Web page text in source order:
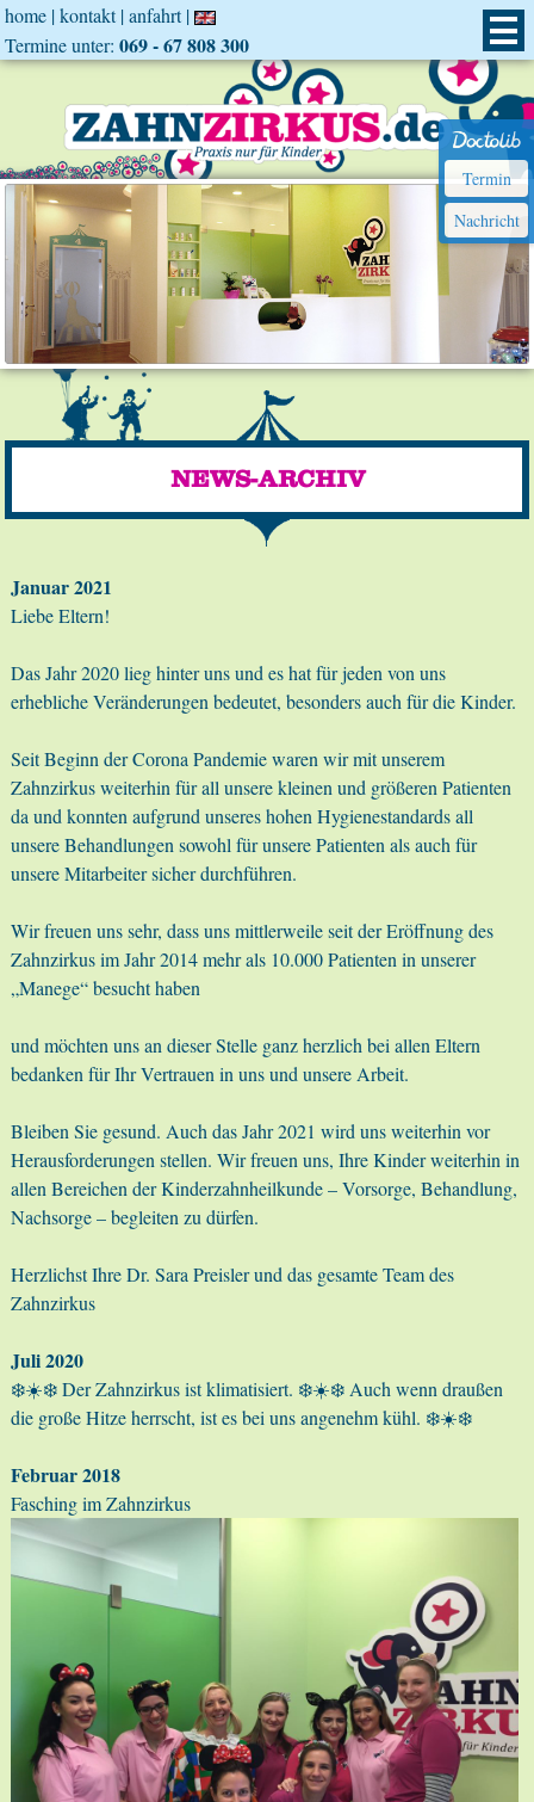
home |kontakt|anfahrt|
Termine unter: 069 - 67 808 300
NEWS-ARCHIV
Januar 2021
Liebe Eltern!
Das Jahr 2020 lieg hinter uns und es hat für jeden von uns
erhebliche Veränderungen bedeutet, besonders auch für die Kinder.
Seit Beginn der Corona Pandemie waren wir mit unserem
Zahnzirkus weiterhin für all unsere kleinen und größeren Patienten
da und konnten aufgrund unseres hohen Hygienestandards all
unsere Behandlungen sowohl für unsere Patienten als auch für
unsere Mitarbeiter sicher durchführen.
Wir freuen uns sehr, dass uns mittlerweile seit der Eröffnung des
Zahnzirkus im Jahr 2014 mehr als 10.000 Patienten in unserer
„Manege“ besucht haben
und möchten uns an dieser Stelle ganz herzlich bei allen Eltern
bedanken für Ihr Vertrauen in uns und unsere Arbeit.
Bleiben Sie gesund. Auch das Jahr 2021 wird uns weiterhin vor
Herausforderungen stellen. Wir freuen uns, Ihre Kinder weiterhin in
allen Bereichen der Kinderzahnheilkunde – Vorsorge, Behandlung,
Nachsorge – begleiten zu dürfen.
Herzlichst Ihre Dr. Sara Preisler und das gesamte Team des
Zahnzirkus
Juli 2020
❄️☀️❄️ Der Zahnzirkus ist klimatisiert. ❄️☀️❄️ Auch wenn draußen
die große Hitze herrscht, ist es bei uns angenehm kühl. ❄️☀️❄️
Februar 2018
Fasching im Zahnzirkus
Termin
Nachricht